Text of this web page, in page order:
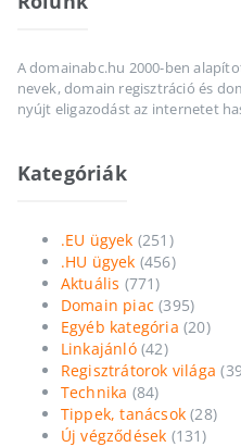
A domainabc.hu 2000-ben
nevek, domain regisztráció és
nyújt eligazodást az internetet
Kategóriák
.EU ügyek (251)
.HU ügyek (456)
Aktuális (771)
Domain piac (395)
Egyéb kategória (20)
Linkajánló(42)
Regisztrátorok világa
Technika (84)
Tippek, tanácsok (28)
Új végződések (131)